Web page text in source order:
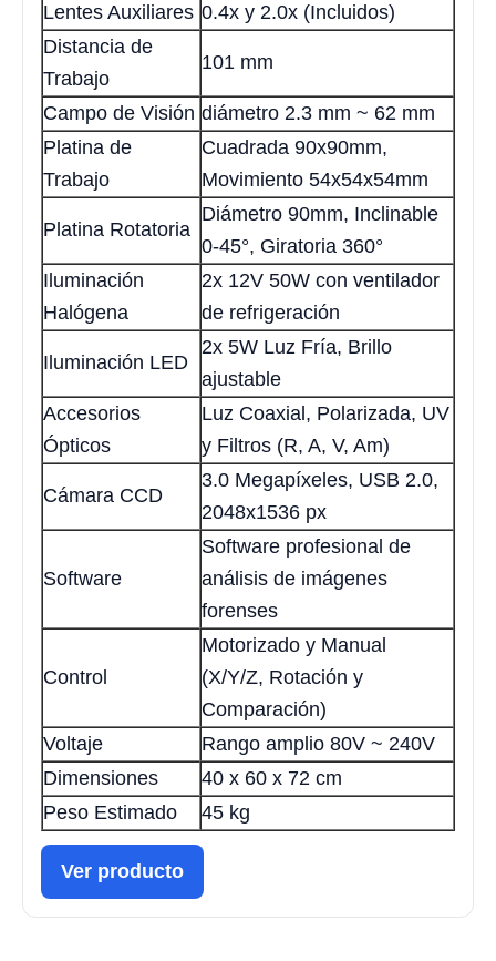
Lentes Auxiliares 0.4x y 2.0x (Incluidos)
Distancia de
Trabajo
101 mm
Campo de Visión diámetro 2.3 mm ~ 62 mm
Platina de
Trabajo
Cuadrada 90x90mm,
Movimiento 54x54x54mm
Platina Rotatoria
Diámetro 90mm, Inclinable
0-45°, Giratoria 360°
Iluminación
Halógena
2x 12V 50W con ventilador
de refrigeración
Iluminación LED
2x 5W Luz Fría, Brillo
ajustable
Accesorios
Ópticos
Luz Coaxial, Polarizada, UV
y Filtros (R, A, V, Am)
Cámara CCD
3.0 Megapíxeles, USB 2.0,
2048x1536 px
Software
Software profesional de
análisis de imágenes
forenses
Control
Motorizado y Manual
(X/Y/Z, Rotación y
Comparación)
Voltaje
Rango amplio 80V ~ 240V
Dimensiones
40 x 60 x 72 cm
Peso Estimado
45 kg
Ver producto